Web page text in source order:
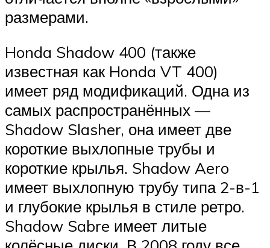
размерами.
Honda Shadow 400 (также
известная как Honda VT 400)
имеет ряд модификаций. Одна из
самых распространённых —
Shadow Slasher, она имеет две
короткие выхлопные трубы и
короткие крылья. Shadow Aero
имеет выхлопную трубу типа 2-в-1
и глубокие крылья в стиле ретро.
Shadow Sabre имеет литые